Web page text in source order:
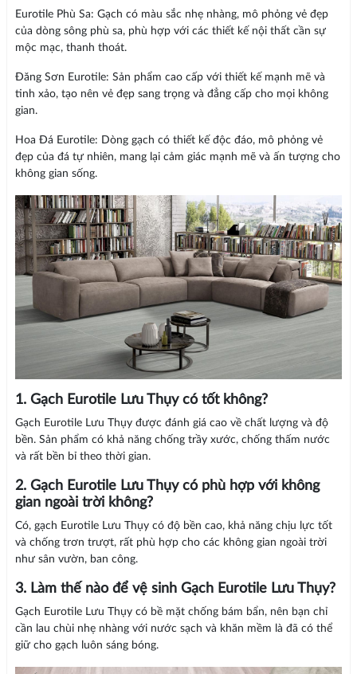
Eurotile Phù Sa: Gạch có màu sắc nhẹ nhàng, mô phỏng vẻ đẹp
của dòng sông phù sa, phù hợp với các thiết kế nội thất cần sự
mộc mạc, thanh thoát.
Đăng Sơn Eurotile: Sản phẩm cao cấp với thiết kế mạnh mẽ và
tinh xảo, tạo nên vẻ đẹp sang trọng và đẳng cấp cho mọi không
gian.
Hoa Đá Eurotile: Dòng gạch có thiết kế độc đáo, mô phỏng vẻ
đẹp của đá tự nhiên, mang lại cảm giác mạnh mẽ và ấn tượng cho
không gian sống.
1. Gạch Eurotile Lưu Thụy có tốt không?
Gạch Eurotile Lưu Thụy được đánh giá cao về chất lượng và độ
bền. Sản phẩm có khả năng chống trầy xước, chống thấm nước
và rất bền bỉ theo thời gian.
2. Gạch Eurotile Lưu Thụy có phù hợp với không
gian ngoài trời không?
Có, gạch Eurotile Lưu Thụy có độ bền cao, khả năng chịu lực tốt
và chống trơn trượt, rất phù hợp cho các không gian ngoài trời
như sân vườn, ban công.
3. Làm thế nào để vệ sinh Gạch Eurotile Lưu Thụy?
Gạch Eurotile Lưu Thụy có bề mặt chống bám bẩn, nên bạn chỉ
cần lau chùi nhẹ nhàng với nước sạch và khăn mềm là đã có thể
giữ cho gạch luôn sáng bóng.